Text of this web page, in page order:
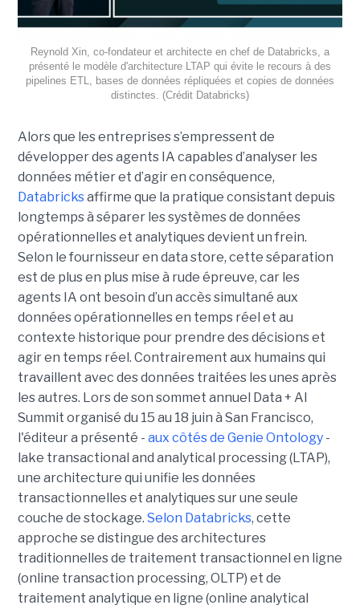
Reynold Xin, co-fondateur et architecte en chef de Databricks, a
présenté le modèle d'architecture LTAP qui évite le recours à des
pipelines ETL, bases de données répliquées et copies de données
distinctes. (Crédit Databricks)
Alors que les entreprises s’empressent de
développer des agents IA capables d’analyser les
données métier et d’agir en conséquence,
Databricksaffirme que la pratique consistant depuis
longtemps à séparer les systèmes de données
opérationnelles et analytiques devient un frein.
Selon le fournisseur en data store, cette séparation
est de plus en plus mise à rude épreuve, car les
agents IA ont besoin d’un accès simultané aux
données opérationnelles en temps réel et au
contexte historique pour prendre des décisions et
agir en temps réel. Contrairement aux humains qui
travaillent avec des données traitées les unes après
les autres. Lors de son sommet annuel Data + AI
Summit organisé du 15 au 18 juin à San Francisco,
l'éditeur a présenté - aux côtés de Genie Ontology-
lake transactional and analytical processing (LTAP),
une architecture qui unifie les données
transactionnelles et analytiques sur une seule
couche de stockage. Selon Databricks, cette
approche se distingue des architectures
traditionnelles de traitement transactionnel en ligne
(online transaction processing, OLTP) et de
traitement analytique en ligne (online analytical